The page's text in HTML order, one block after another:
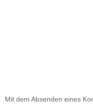
Mit dem Absenden eines